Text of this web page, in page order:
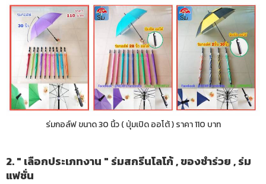
ร่มกอล์ฟ ขนาด 30 นิ้ว ( ปุ่มเปิด ออโต้ ) ราคา 110 บาท
2. " เลือกประเภทงาน " ร่มสกรีนโลโก้ , ของชำร่วย , ร่ม
แฟชั่น